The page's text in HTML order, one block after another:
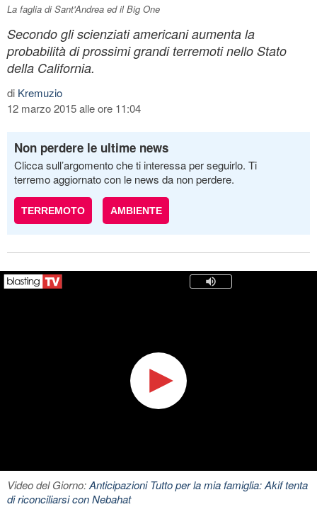
La faglia di Sant'Andrea ed il Big One
Secondo gli scienziati americani aumenta la
probabilità di prossimi grandi terremoti nello Stato
della California.
di Kremuzio
12 marzo 2015 alle ore 11:04
Non perdere le ultime news
Clicca sull’argomento che ti interessa per seguirlo. Ti
terremo aggiornato con le news da non perdere.
TERREMOTO AMBIENTE
Video del Giorno:Anticipazioni Tutto per la mia famiglia: Akif tenta
di riconciliarsi con Nebahat